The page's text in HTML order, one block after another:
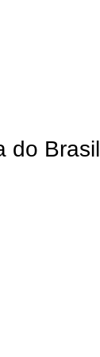
do Brasil